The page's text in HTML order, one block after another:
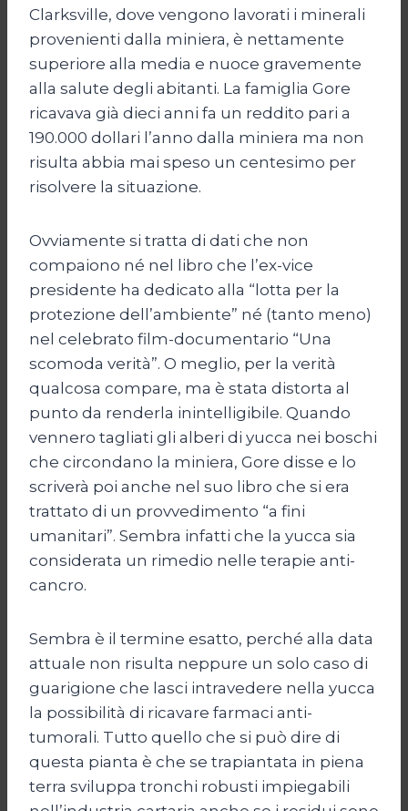
Clarksville, dove vengono lavorati i minerali
provenienti dalla miniera, è nettamente
superiore alla media e nuoce gravemente
alla salute degli abitanti. La famiglia Gore
ricavava già dieci anni fa un reddito pari a
190.000 dollari l’anno dalla miniera ma non
risulta abbia mai speso un centesimo per
risolvere la situazione.
Ovviamente si tratta di dati che non
compaiono né nel libro che l’ex-vice
presidente ha dedicato alla “lotta per la
protezione dell’ambiente” né (tanto meno)
nel celebrato film-documentario “Una
scomoda verità”. O meglio, per la verità
qualcosa compare, ma è stata distorta al
punto da renderla inintelligibile. Quando
vennero tagliati gli alberi di yucca nei boschi
che circondano la miniera, Gore disse e lo
scriverà poi anche nel suo libro che si era
trattato di un provvedimento “a fini
umanitari”. Sembra infatti che la yucca sia
considerata un rimedio nelle terapie anti-
cancro.
Sembra è il termine esatto, perché alla data
attuale non risulta neppure un solo caso di
guarigione che lasci intravedere nella yucca
la possibilità di ricavare farmaci anti-
tumorali. Tutto quello che si può dire di
questa pianta è che se trapiantata in piena
terra sviluppa tronchi robusti impiegabili